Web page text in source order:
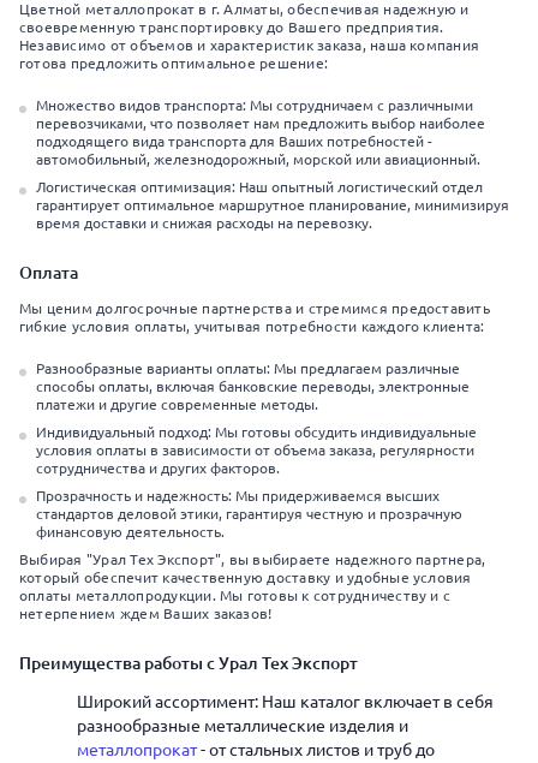
Цветной металлопрокат в г. Алматы, обеспечивая надежную и
своевременную транспортировку до Вашего предприятия.
Независимо от объемов и характеристик заказа, наша компания
готова предложить оптимальное решение:
Множество видов транспорта: Мы сотрудничаем с различными
перевозчиками, что позволяет нам предложить выбор наиболее
подходящего вида транспорта для Ваших потребностей -
автомобильный, железнодорожный, морской или авиационный.
Логистическая оптимизация: Наш опытный логистический отдел
гарантирует оптимальное маршрутное планирование, минимизируя
время доставки и снижая расходы на перевозку.
Оплата
Мы ценим долгосрочные партнерства и стремимся предоставить
гибкие условия оплаты, учитывая потребности каждого клиента:
Разнообразные варианты оплаты: Мы предлагаем различные
способы оплаты, включая банковские переводы, электронные
платежи и другие современные методы.
Индивидуальный подход: Мы готовы обсудить индивидуальные
условия оплаты в зависимости от объема заказа, регулярности
сотрудничества и других факторов.
Прозрачность и надежность: Мы придерживаемся высших
стандартов деловой этики, гарантируя честную и прозрачную
финансовую деятельность.
Выбирая "Урал Тех Экспорт", вы выбираете надежного партнера,
который обеспечит качественную доставку и удобные условия
оплаты металлопродукции. Мы готовы к сотрудничеству и с
нетерпением ждем Ваших заказов!
Преимущества работы с Урал Тех Экспорт
Широкий ассортимент: Наш каталог включает в себя
разнообразные металлические изделия и
металлопрокат- от стальных листов и труб до